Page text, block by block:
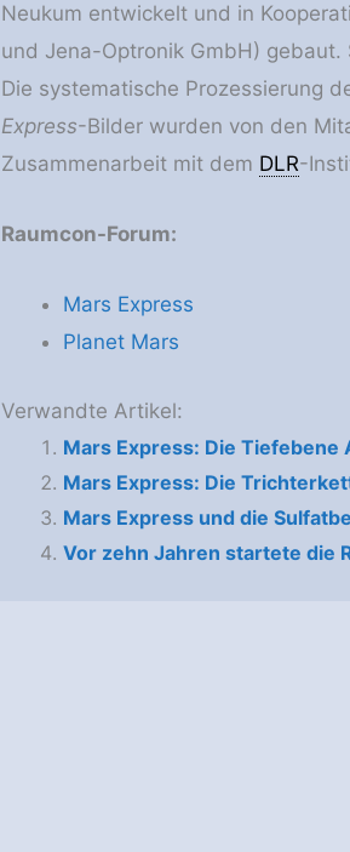
Neukum entwickelt und in
und Jena-Optronik GmbH) gebaut.
Die systematische Prozessierung
Express-Bilder wurden von den
Zusammenarbeit mit dem DLR-
Raumcon-Forum:
Mars Express
Planet Mars
Verwandte Artikel:
Mars Express: Die Tiefebene
Mars Express: Die
Mars Express und die
Vor zehn Jahren startete die